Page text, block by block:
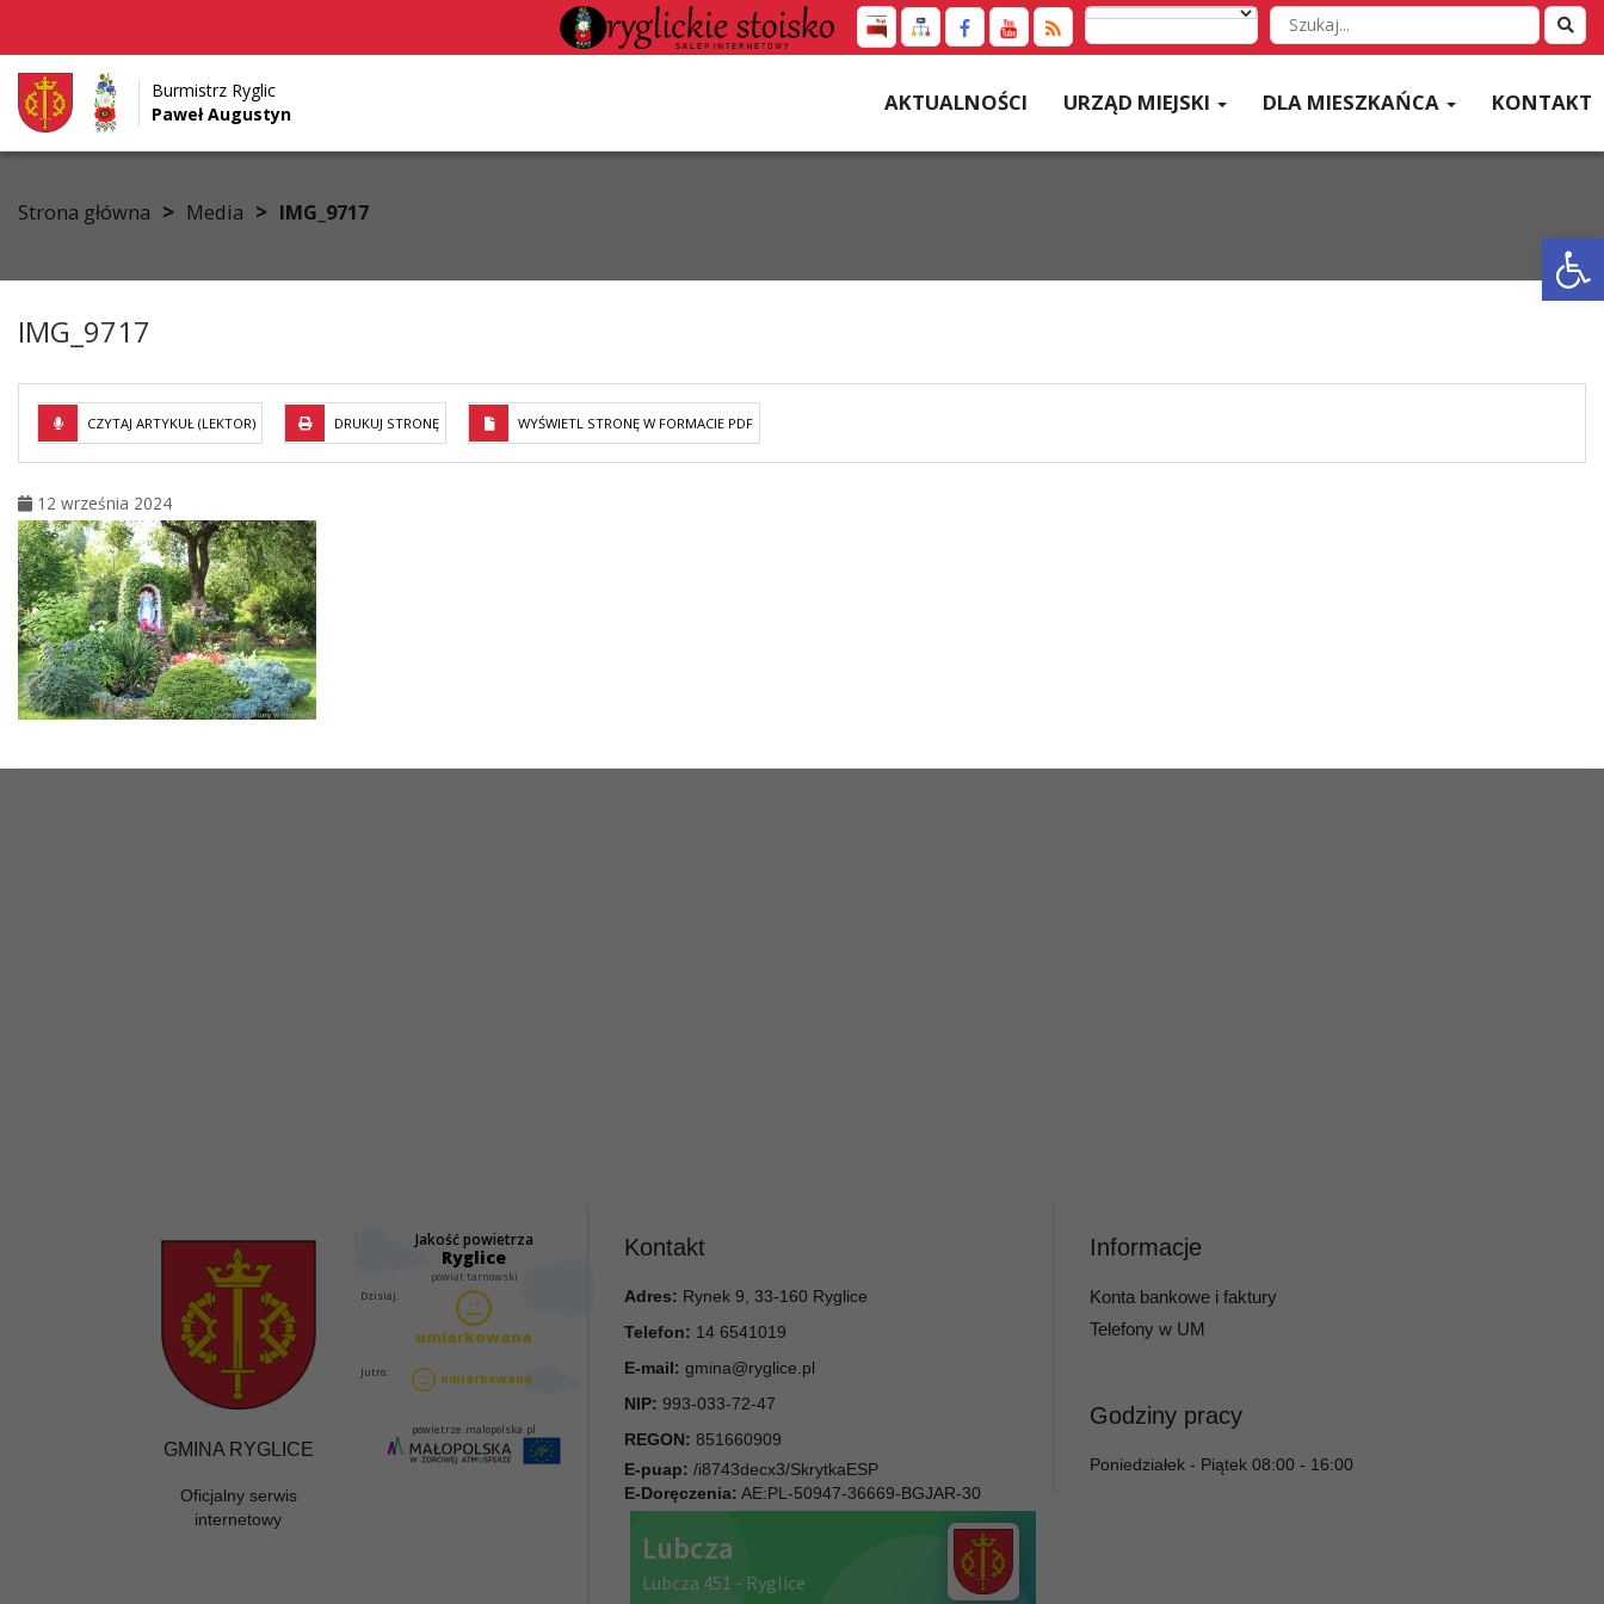
Przejdź do menu
Przejdź do głównej treści strony
Przejdź do stopki strony
Wyszukaj
w
Burmistrz Ryglic
Paweł Augustyn
AKTUALNOŚCI URZĄD MIEJSKI DLA MIESZKAŃCA KONTAKT
Strona główna > Media > IMG_9717
IMG_9717
CZYTAJ ARTYKUŁ (LEKTOR) DRUKUJ STRONĘ WYŚWIETL STRONĘ W FORMACIE PDF
12 września 2024
GMINA RYGLICE
Oficjalny serwis
internetowy
Kontakt
Adres: Rynek 9, 33-160 Ryglice
Telefon: 14 6541019
E-mail: gmina@ryglice.pl
NIP: 993-033-72-47
REGON: 851660909
E-puap: /i8743decx3/SkrytkaESP
E-Doręczenia: AE:PL-50947-36669-BGJAR-30
Informacje
Konta bankowe i faktury
Telefony w UM
Godziny pracy
Poniedziałek - Piątek 08:00 - 16:00